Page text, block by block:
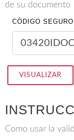
de su documento
CÓDIGO
VISUALIZAR
Como usar la